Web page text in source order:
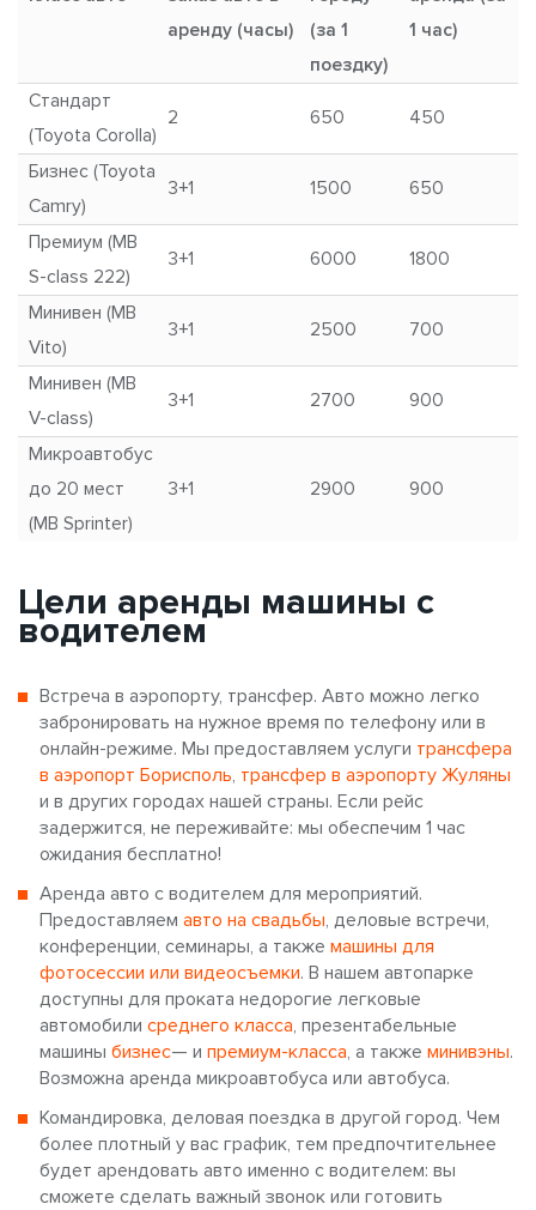
аренду (часы)
(за 1
поездку)
1 час)
Стандарт
(Toyota Corolla)
2 650 450
Бизнес (Toyota
Camry)
3+1 1500 650
Премиум (MB
S-class 222)
3+1 6000 1800
Минивен (MB
Vito)
3+1 2500 700
Минивен (MB
V-class)
3+1 2700 900
Микроавтобус
до 20 мест
(MB Sprinter)
3+1 2900 900
Цели аренды машины с
водителем
Встреча в аэропорту, трансфер. Авто можно легко
забронировать на нужное время по телефону или в
онлайн-режиме. Мы предоставляем услуги трансфера
в аэропорт Борисполь, трансфер в аэропорту Жуляны
и в других городах нашей страны. Если рейс
задержится, не переживайте: мы обеспечим 1 час
ожидания бесплатно!
Аренда авто с водителем для мероприятий.
Предоставляем авто на свадьбы, деловые встречи,
конференции, семинары, а также машины для
фотосессии или видеосъемки. В нашем автопарке
доступны для проката недорогие легковые
автомобили среднего класса, презентабельные
машины бизнес— и премиум-класса, а также минивэны.
Возможна аренда микроавтобуса или автобуса.
Командировка, деловая поездка в другой город. Чем
более плотный у вас график, тем предпочтительнее
будет арендовать авто именно с водителем: вы
сможете сделать важный звонок или готовить